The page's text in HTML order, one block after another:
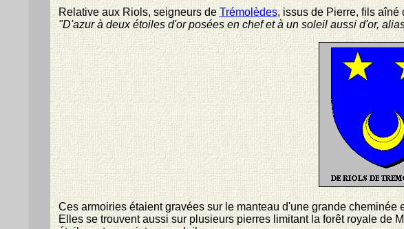
Relative aux Riols, seigneurs de Trémolèdes, issus de Pierre, fils aîné
"D'azur à deux étoiles d'or posées en chef et à un soleil aussi d'or,
Ces armoiries étaient gravées sur le manteau d'une grande
Elles se trouvent aussi sur plusieurs pierres limitant la forêt royale de